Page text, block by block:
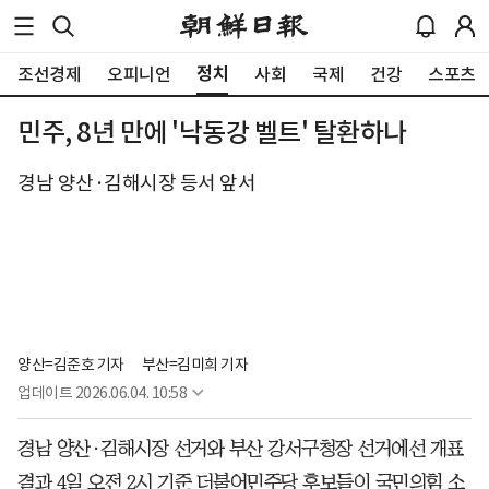
조선경제 오피니언 정치 사회 국제 건강 스포츠
민주, 8년 만에 '낙동강 벨트' 탈환하나
경남 양산·김해시장 등서 앞서
양산=김준호 기자
부산=김미희 기자
업데이트 2026.06.04. 10:58
경남 양산·김해시장 선거와 부산 강서구청장 선거에선 개표
결과 4일 오전 2시 기준 더불어민주당 후보들이 국민의힘 소